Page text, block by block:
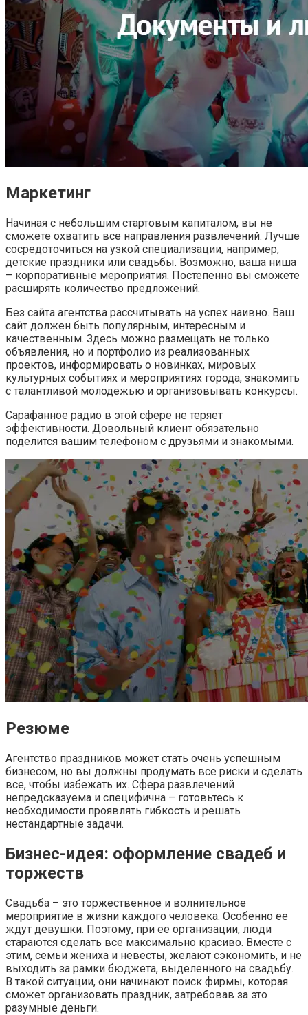
Маркетинг
Начиная с небольшим стартовым капиталом, вы не
сможете охватить все направления развлечений. Лучше
сосредоточиться на узкой специализации, например,
детские праздники или свадьбы. Возможно, ваша ниша
– корпоративные мероприятия. Постепенно вы сможете
расширять количество предложений.
Без сайта агентства рассчитывать на успех наивно. Ваш
сайт должен быть популярным, интересным и
качественным. Здесь можно размещать не только
объявления, но и портфолио из реализованных
проектов, информировать о новинках, мировых
культурных событиях и мероприятиях города, знакомить
с талантливой молодежью и организовывать конкурсы.
Сарафанное радио в этой сфере не теряет
эффективности. Довольный клиент обязательно
поделится вашим телефоном с друзьями и знакомыми.
Резюме
Агентство праздников может стать очень успешным
бизнесом, но вы должны продумать все риски и сделать
все, чтобы избежать их. Сфера развлечений
непредсказуема и специфична – готовьтесь к
необходимости проявлять гибкость и решать
нестандартные задачи.
Бизнес-идея: оформление свадеб и
торжеств
Свадьба – это торжественное и волнительное
мероприятие в жизни каждого человека. Особенно ее
ждут девушки. Поэтому, при ее организации, люди
стараются сделать все максимально красиво. Вместе с
этим, семьи жениха и невесты, желают сэкономить, и не
выходить за рамки бюджета, выделенного на свадьбу.
В такой ситуации, они начинают поиск фирмы, которая
сможет организовать праздник, затребовав за это
разумные деньги.